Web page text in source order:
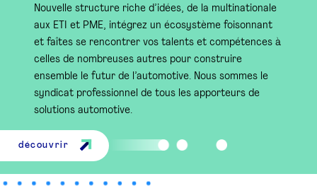
Nouvelle structure riche d’idées, de la multinationale
aux ETI et PME, intégrez un écosystème foisonnant
et faîtes se rencontrer vos talents et compétences à
celles de nombreuses autres pour construire
ensemble le futur de l’automotive. Nous sommes le
syndicat professionnel de tous les apporteurs de
solutions automotive.
découvrir